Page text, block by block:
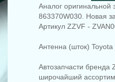
Аналог оригинальной
863370W030. Новая
Артикул ZZVF -
Антенна (шток)
Автозапчасти бренда
широчайший